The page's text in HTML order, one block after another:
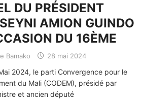
DU PRÉSIDENT
AMION GUINDO
DU 16ÈME
Bamako 28 mai 2024
2024, le parti Convergence pour le
du Mali (CODEM), présidé par
et ancien député